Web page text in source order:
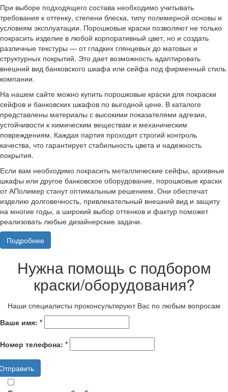
При выборе подходящего состава необходимо учитывать
требования к оттенку, степени блеска, типу полимерной основы и
условиям эксплуатации. Порошковые краски позволяют не только
покрасить изделие в любой корпоративный цвет, но и создать
различные текстуры — от гладких глянцевых до матовых и
структурных покрытий. Это дает возможность адаптировать
внешний вид банковского шкафа или сейфа под фирменный стиль
компании.
На нашем сайте можно купить порошковые краски для покраски
сейфов и банковских шкафов по выгодной цене. В каталоге
представлены материалы с высокими показателями адгезии,
устойчивости к химическим веществам и механическим
повреждениям. Каждая партия проходит строгий контроль
качества, что гарантирует стабильность цвета и надежность
покрытия.
Если вам необходимо покрасить металлические сейфы, архивные
шкафы или другое банковское оборудование, порошковые краски
от АПолимер станут оптимальным решением. Они обеспечат
изделию долговечность, привлекательный внешний вид и защиту
на многие годы, а широкий выбор оттенков и фактур поможет
реализовать любые дизайнерские задачи.
Подробнее
Нужна помощь с подбором
краски/оборудования?
Наши специалисты проконсультируют Вас по любым вопросам
Ваше имя: *
Номер телефона: *